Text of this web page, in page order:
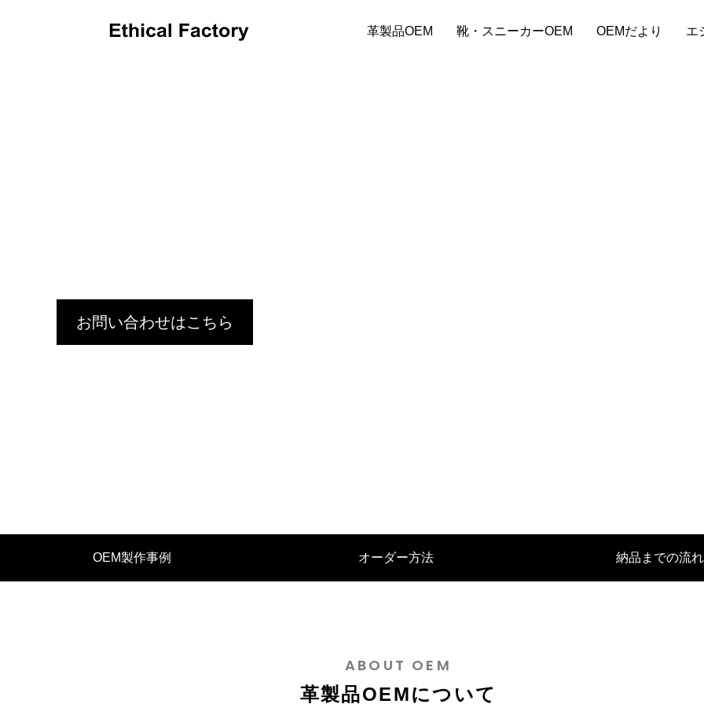
革製品OEM 靴・スニーカーOEM OEMだより エ
2024.10.16
デシュ生産の強み
2025.07.11
イード文化とは
たその裏側とは？
お問い合わせはこちら
スマホショルダーバッグ
OEM製作事例 オーダー方法 納品までの流れ
ABOUT OEM
革製品OEMについて